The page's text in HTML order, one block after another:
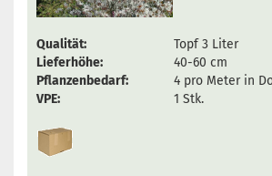
Qualität:
Topf 3 Liter
Lieferhöhe:
40-60 cm
Pflanzenbedarf:
4 pro Meter in
VPE:
1 Stk.